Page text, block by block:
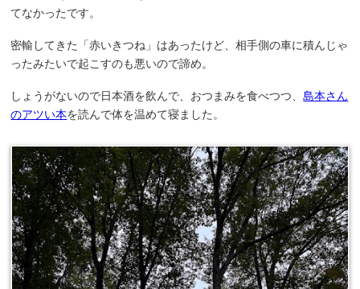
てなかったです。
密輸してきた「赤いきつね」はあったけど、相手側の車に積んじゃ
ったみたいで起こすのも悪いので諦め。
しょうがないので日本酒を飲んで、おつまみを食べつつ、島本さん
のアツい本を読んで体を温めて寝ました。